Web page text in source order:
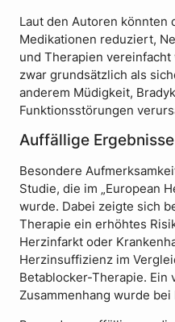
Laut den Autoren könnten
Medikationen reduziert,
und Therapien
zwar grundsätzlich als
anderem Müdigkeit,
Funktionsstörungen
Auffällige
Besondere
Studie, die im „European
wurde. Dabei zeigte sich
Therapie ein erhöhtes
Herzinfarkt oder
Herzinsuffizienz im
Betablocker-Therapie. Ein
Zusammenhang wurde